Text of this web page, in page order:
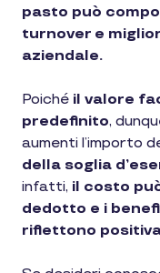
pasto può
turnover e
aziendale.
Poiché il valore
predefinito,
aumenti l’importo
della soglia
infatti, il costo
dedotto e i
riflettono